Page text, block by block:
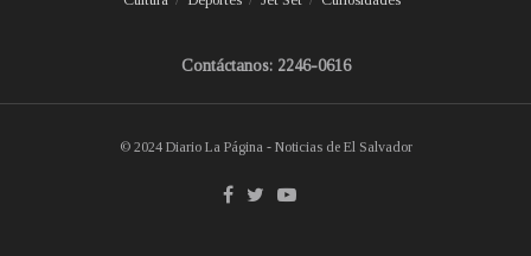
Contáctanos: 2246-0616
© 2024 Diario La Página - Noticias de El Salvador